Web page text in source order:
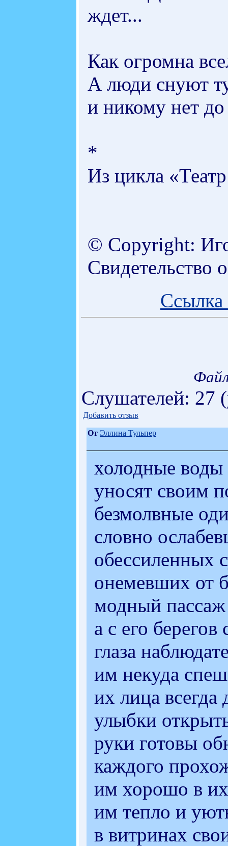
ждет...
Как огромна
А люди снуют
и никому нет
*
Из цикла
© Copyright:
Свидетельство
Ссылка
Слушателей: 27
Добавить отзыв
От Эллина Тульпер
холодные
уносят своим
безмолвные
словно
обессиленных
онемевших от
модный
а с его берегов
глаза
им некуда
их лица
улыбки
руки готовы
каждого
им хорошо в
им тепло и
в витринах